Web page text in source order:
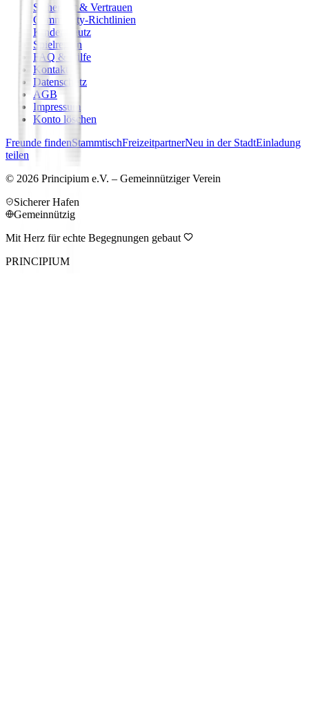
Sicherheit & Vertrauen
Community-Richtlinien
Kinderschutz
Spielregeln
FAQ & Hilfe
Kontakt
Datenschutz
AGB
Impressum
Konto löschen
Freunde findenStammtischFreizeitpartnerNeu in der StadtEinladung
teilen
© 2026 Principium e.V. – Gemeinnütziger Verein
Sicherer Hafen
Gemeinnützig
Mit Herz für echte Begegnungen gebaut
PRINCIPIUM